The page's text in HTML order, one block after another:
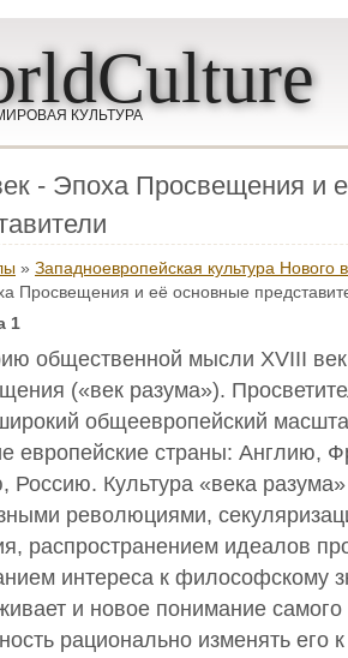
КУЛЬТУРА
- Эпоха Просвещения и
» Западноевропейская культура Нового
Просвещения и её основные
1
общественной мысли ХVIII
(«век разума»).
общеевропейский
европейские страны: Англию,
Россию. Культура «века
революциями,
распространением идеалов
интереса к философскому
и новое понимание
рационально изменять его